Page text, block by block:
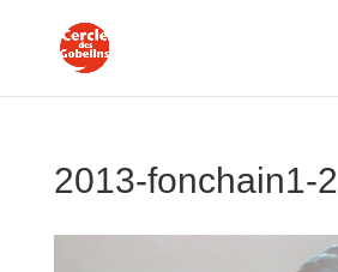
2013-fonchain1-2